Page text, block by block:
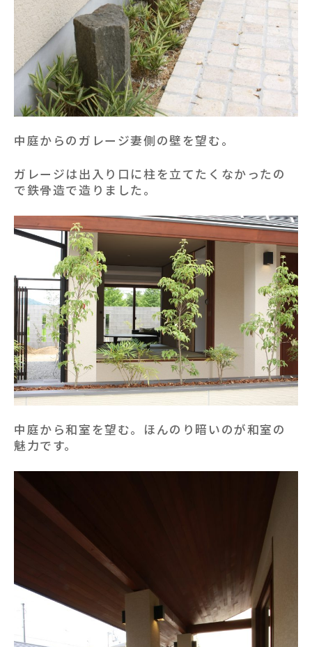
中庭からのガレージ妻側の壁を望む。
ガレージは出入り口に柱を立てたくなかったの
で鉄骨造で造りました。
中庭から和室を望む。ほんのり暗いのが和室の
魅力です。